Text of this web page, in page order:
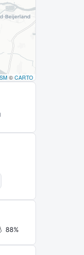
© CARTO
88%